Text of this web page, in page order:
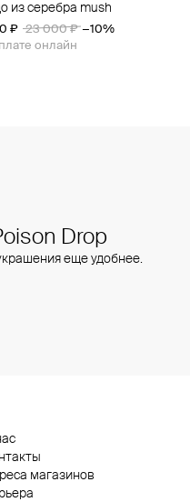
из серебра mush
₽ 23 000 ₽ −10%
онлайн
Drop
еще удобнее.
магазинов